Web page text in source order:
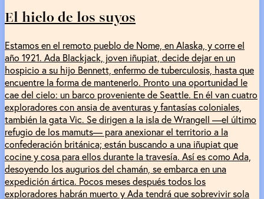
El hielo de los suyos
Estamos en el remoto pueblo de Nome, en Alaska, y corre el
año 1921. Ada Blackjack, joven iñupiat, decide dejar en un
hospicio a su hijo Bennett, enfermo de tuberculosis, hasta que
encuentre la forma de mantenerlo. Pronto una oportunidad le
cae del cielo: un barco proveniente de Seattle. En él van cuatro
exploradores con ansia de aventuras y fantasías coloniales,
también la gata Vic. Se dirigen a la isla de Wrangell —el último
refugio de los mamuts— para anexionar el territorio a la
confederación británica; están buscando a una iñupiat que
cocine y cosa para ellos durante la travesía. Así es como Ada,
desoyendo los augurios del chamán, se embarca en una
expedición ártica. Pocos meses después todos los
exploradores habrán muerto y Ada tendrá que sobrevivir sola